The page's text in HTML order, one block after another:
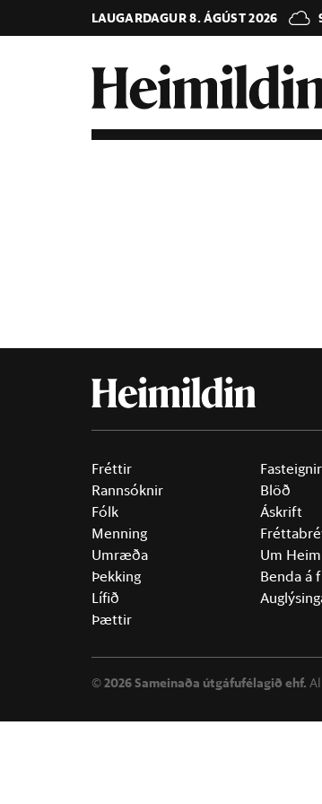
LAUGARDAGUR 8. ÁGÚST 2026
Fréttir
Rannsóknir
Fólk
Menning
Umræða
Þekking
Lífið
Þættir
Fasteignir
Blöð
Áskrift
Um
Benda á
©2026 Sameinaða útgáfufélagið ehf.